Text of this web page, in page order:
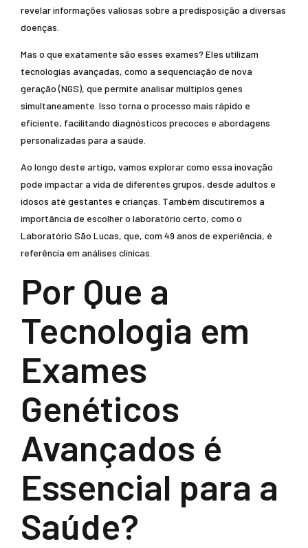
revelar informações valiosas sobre a predisposição a diversas
doenças.
Mas o que exatamente são esses exames? Eles utilizam
tecnologias avançadas, como a sequenciação de nova
geração (NGS), que permite analisar múltiplos genes
simultaneamente. Isso torna o processo mais rápido e
eficiente, facilitando diagnósticos precoces e abordagens
personalizadas para a saúde.
Ao longo deste artigo, vamos explorar como essa inovação
pode impactar a vida de diferentes grupos, desde adultos e
idosos até gestantes e crianças. Também discutiremos a
importância de escolher o laboratório certo, como o
Laboratório São Lucas, que, com 49 anos de experiência, é
referência em análises clínicas.
Por Que a
Tecnologia em
Exames
Genéticos
Avançados é
Essencial para a
Saúde?